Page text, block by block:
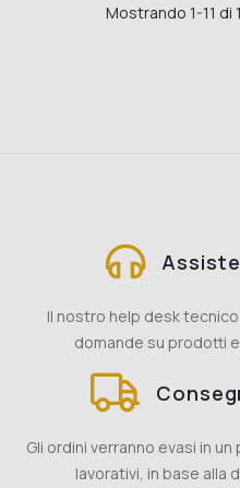
Mostrando 1-11 di
Il nostro help desk
domande su prodotti
Gli ordini verranno evasi in
lavorativi, in base alla